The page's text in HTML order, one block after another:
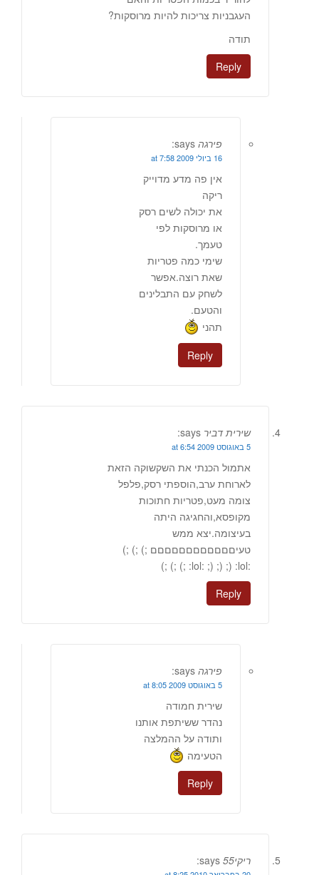
העגבניות צריכות להיות מרוסקות?
תודה
Reply
פירגה says:
16 ביולי 2009 at 7:58
אין פה מדע מדוייק
ריקה
את יכולה לשים רסק
או מרוסקות לפי
טעמך.
שימי כמה פטריות
שאת רוצה.אפשר
לשחק עם התבלינים
והטעם.
תהני
Reply
שירית דביר says:
5 באוגוסט 2009 at 6:54
אתמול הכנתי את השקשוקה הזאת
לארוחת ערב,הוספתי רסק,פלפל
צומה מעט,פטריות חתוכות
מקופסא,והחגיגה היתה
בעיצומה.יצא ממש
טעיםםםםםםםםםםםם ;) ;) ;)
:lol: ;) ;) ;) :lol: ;) ;) ;)
Reply
פירגה says:
5 באוגוסט 2009 at 8:05
שירית חמודה
נהדר ששיתפת אותנו
ותודה על ההמלצה
הטעימה
Reply
ריקי55 says: